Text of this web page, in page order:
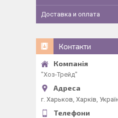
Доставка и оплата
Контакти
"Хоз-Трейд"
г. Харьков, Харків,